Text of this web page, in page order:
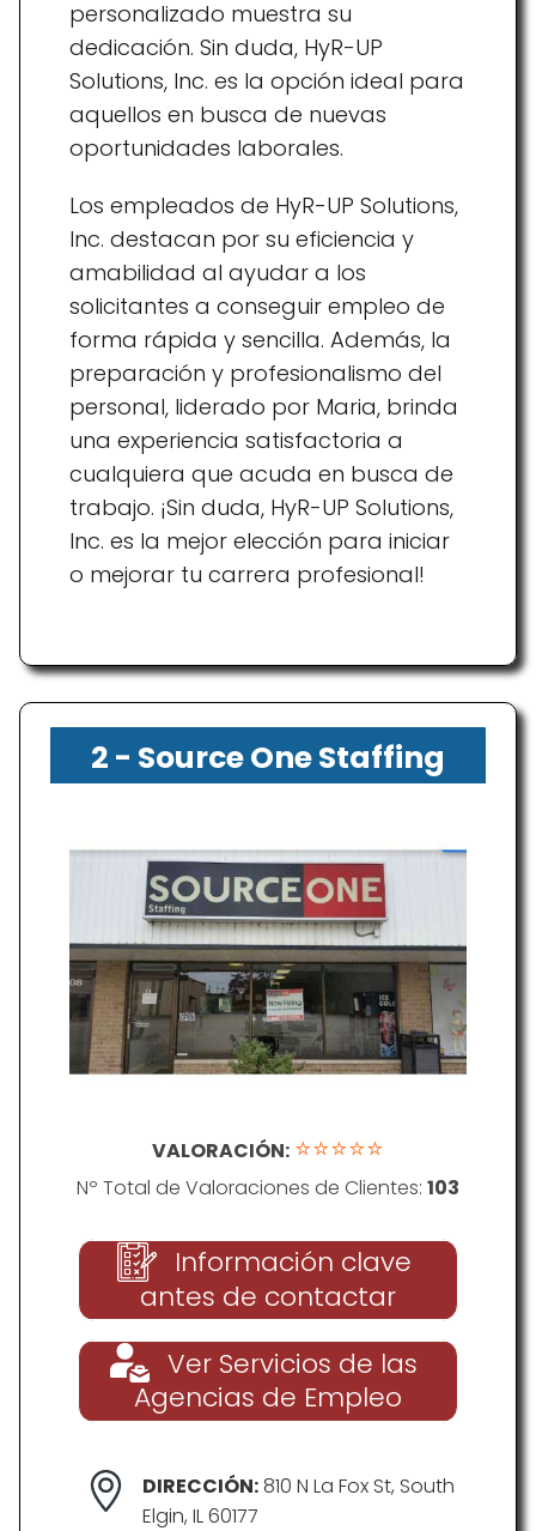
personalizado muestra su
dedicación. Sin duda, HyR-UP
Solutions, Inc. es la opción ideal para
aquellos en busca de nuevas
oportunidades laborales.
Los empleados de HyR-UP Solutions,
Inc. destacan por su eficiencia y
amabilidad al ayudar a los
solicitantes a conseguir empleo de
forma rápida y sencilla. Además, la
preparación y profesionalismo del
personal, liderado por Maria, brinda
una experiencia satisfactoria a
cualquiera que acuda en busca de
trabajo. ¡Sin duda, HyR-UP Solutions,
Inc. es la mejor elección para iniciar
o mejorar tu carrera profesional!
2 - Source One Staffing
VALORACIÓN: ⭐⭐⭐⭐⭐
Nº Total de Valoraciones de Clientes: 103
Información clave
antes de contactar
Ver Servicios de las
Agencias de Empleo
DIRECCIÓN:810 N La Fox St, South
Elgin, IL 60177